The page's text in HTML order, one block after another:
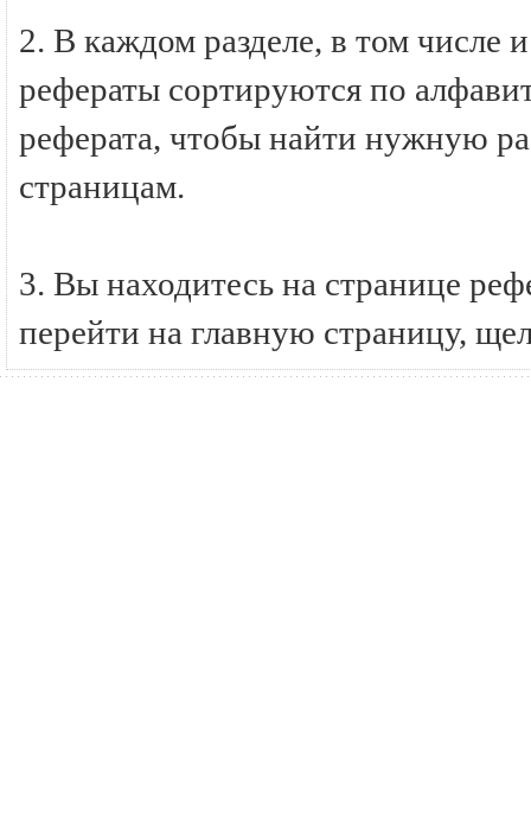
2. В каждом разделе, в том
рефераты сортируются по
реферата, чтобы найти нужную
страницам.
3. Вы находитесь на странице
перейти на главную страницу,